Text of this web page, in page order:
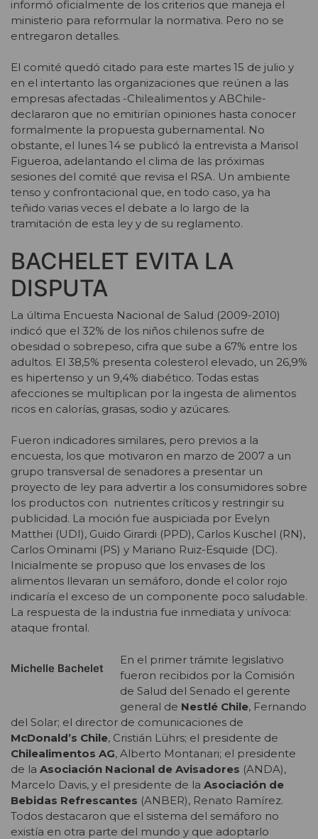
informó oficialmente de los criterios que maneja el
ministerio para reformular la normativa. Pero no se
entregaron detalles.
El comité quedó citado para este martes 15 de julio y
en el intertanto las organizaciones que reúnen a las
empresas afectadas -Chilealimentos y ABChile-
declararon que no emitirían opiniones hasta conocer
formalmente la propuesta gubernamental. No
obstante, el lunes 14 se publicó la entrevista a Marisol
Figueroa, adelantando el clima de las próximas
sesiones del comité que revisa el RSA. Un ambiente
tenso y confrontacional que, en todo caso, ya ha
teñido varias veces el debate a lo largo de la
tramitación de esta ley y de su reglamento.
BACHELET EVITA LA
DISPUTA
La última Encuesta Nacional de Salud (2009-2010)
indicó que el 32% de los niños chilenos sufre de
obesidad o sobrepeso, cifra que sube a 67% entre los
adultos. El 38,5% presenta colesterol elevado, un 26,9%
es hipertenso y un 9,4% diabético. Todas estas
afecciones se multiplican por la ingesta de alimentos
ricos en calorías, grasas, sodio y azúcares.
Fueron indicadores similares, pero previos a la
encuesta, los que motivaron en marzo de 2007 a un
grupo transversal de senadores a presentar un
proyecto de ley para advertir a los consumidores sobre
los productos con nutrientes críticos y restringir su
publicidad. La moción fue auspiciada por Evelyn
Matthei (UDI), Guido Girardi (PPD), Carlos Kuschel (RN),
Carlos Ominami (PS) y Mariano Ruiz-Esquide (DC).
Inicialmente se propuso que los envases de los
alimentos llevaran un semáforo, donde el color rojo
indicaría el exceso de un componente poco saludable.
La respuesta de la industria fue inmediata y unívoca:
ataque frontal.
Michelle Bachelet
En el primer trámite legislativo
fueron recibidos por la Comisión
de Salud del Senado el gerente
general de Nestlé Chile, Fernando
del Solar; el director de comunicaciones de
McDonald’s Chile, Cristián Lührs; el presidente de
Chilealimentos AG, Alberto Montanari; el presidente
de la Asociación Nacional de Avisadores (ANDA),
Marcelo Davis, y el presidente de la Asociación de
Bebidas Refrescantes (ANBER), Renato Ramírez.
Todos destacaron que el sistema del semáforo no
existía en otra parte del mundo y que adoptarlo